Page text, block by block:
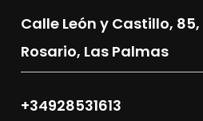
Calle León y Castillo, 85,
Rosario, Las Palmas
+34928531613